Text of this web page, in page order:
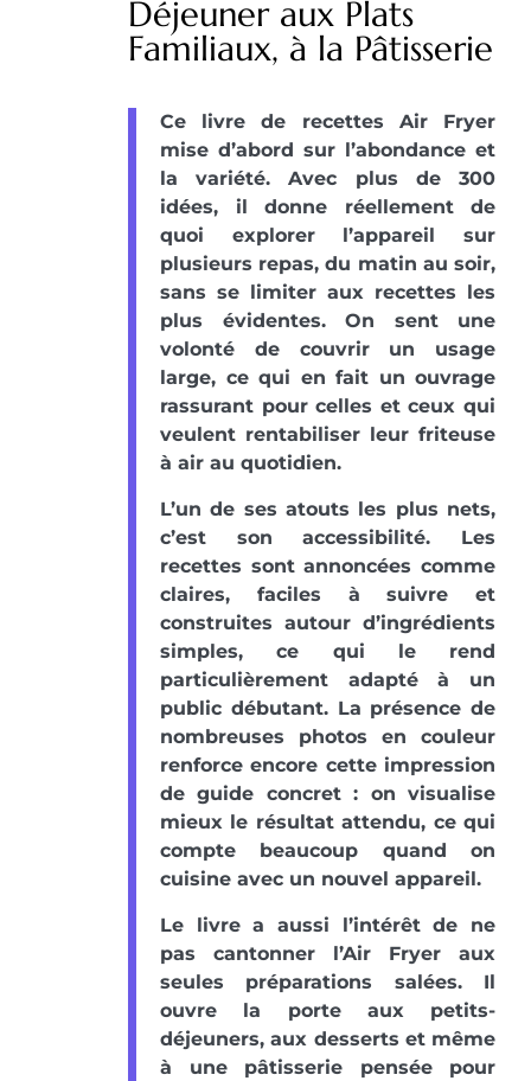
Déjeuner aux Plats
Familiaux, à la Pâtisserie
Ce livre de recettes Air Fryer
mise d’abord sur l’abondance et
la variété. Avec plus de 300
idées, il donne réellement de
quoi explorer l’appareil sur
plusieurs repas, du matin au soir,
sans se limiter aux recettes les
plus évidentes. On sent une
volonté de couvrir un usage
large, ce qui en fait un ouvrage
rassurant pour celles et ceux qui
veulent rentabiliser leur friteuse
à air au quotidien.
L’un de ses atouts les plus nets,
c’est son accessibilité. Les
recettes sont annoncées comme
claires, faciles à suivre et
construites autour d’ingrédients
simples, ce qui le rend
particulièrement adapté à un
public débutant. La présence de
nombreuses photos en couleur
renforce encore cette impression
de guide concret : on visualise
mieux le résultat attendu, ce qui
compte beaucoup quand on
cuisine avec un nouvel appareil.
Le livre a aussi l’intérêt de ne
pas cantonner l’Air Fryer aux
seules préparations salées. Il
ouvre la porte aux petits-
déjeuners, aux desserts et même
à une pâtisserie pensée pour